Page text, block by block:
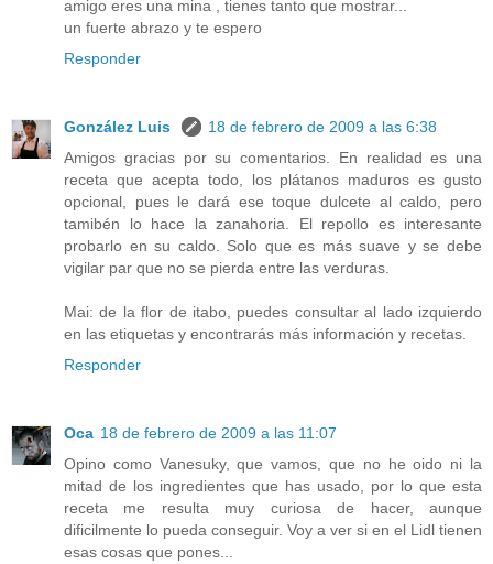
amigo eres una mina , tienes tanto que mostrar...
un fuerte abrazo y te espero
Responder
González Luis
18 de febrero de 2009 a las 6:38
Amigos gracias por su comentarios. En realidad es una
receta que acepta todo, los plátanos maduros es gusto
opcional, pues le dará ese toque dulcete al caldo, pero
tamibén lo hace la zanahoria. El repollo es interesante
probarlo en su caldo. Solo que es más suave y se debe
vigilar par que no se pierda entre las verduras.
Mai: de la flor de itabo, puedes consultar al lado izquierdo
en las etiquetas y encontrarás más información y recetas.
Responder
Oca 18 de febrero de 2009 a las 11:07
Opino como Vanesuky, que vamos, que no he oido ni la
mitad de los ingredientes que has usado, por lo que esta
receta me resulta muy curiosa de hacer, aunque
dificilmente lo pueda conseguir. Voy a ver si en el Lidl tienen
esas cosas que pones...